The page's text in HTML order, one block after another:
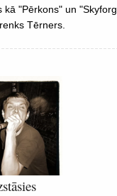
kā "Pērkons" un
Tērners.